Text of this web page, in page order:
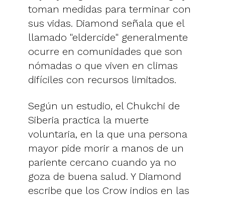
toman medidas para terminar con
sus vidas. Diamond señala que el
llamado "eldercide" generalmente
ocurre en comunidades que son
nómadas o que viven en climas
difíciles con recursos limitados.
Según un estudio, el Chukchi de
Siberia practica la muerte
voluntaria, en la que una persona
mayor pide morir a manos de un
pariente cercano cuando ya no
goza de buena salud. Y Diamond
escribe que los Crow indios en las